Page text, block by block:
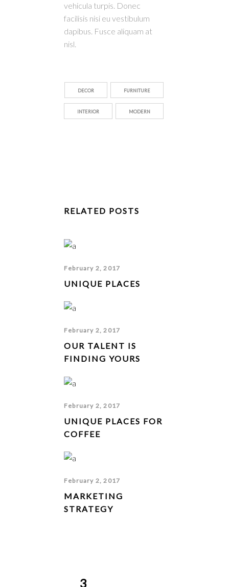
vehicula turpis. Donec
facilisis nisi eu vestibulum
dapibus. Fusce aliquam at
nisl.
DECOR FURNITURE
INTERIOR MODERN
RELATED POSTS
February 2, 2017
UNIQUE PLACES
February 2, 2017
OUR TALENT IS
FINDING YOURS
February 2, 2017
UNIQUE PLACES FOR
COFFEE
February 2, 2017
MARKETING
STRATEGY
3